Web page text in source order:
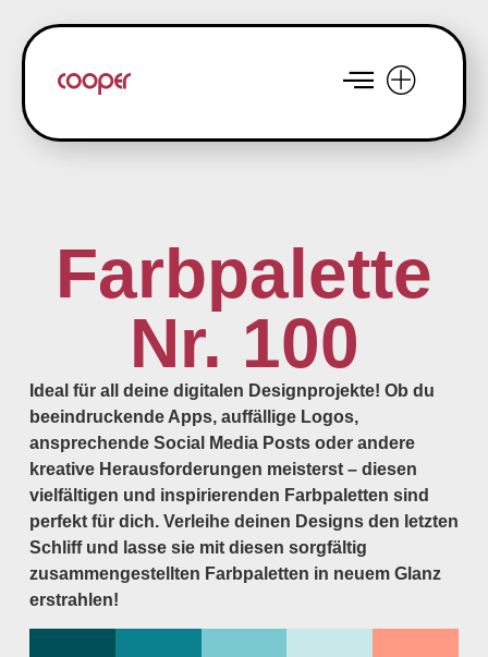
Farbpalette
Nr. 100
Ideal für all deine digitalen Designprojekte! Ob du
beeindruckende Apps, auffällige Logos,
ansprechende Social Media Posts oder andere
kreative Herausforderungen meisterst – diesen
vielfältigen und inspirierenden Farbpaletten sind
perfekt für dich. Verleihe deinen Designs den letzten
Schliff und lasse sie mit diesen sorgfältig
zusammengestellten Farbpaletten in neuem Glanz
erstrahlen!